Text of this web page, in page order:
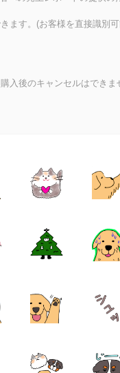
ます。(お客様を直接識別
入後のキャンセルはできま